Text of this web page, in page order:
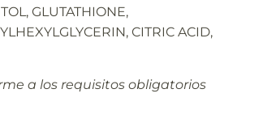
GLUTATHIONE,
CITRIC ACID,
a los requisitos obligatorios